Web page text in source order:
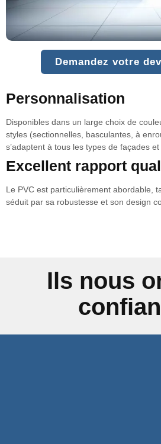
Demandez votre
Personnalisation
Disponibles dans un large choix de
styles (sectionnelles, basculantes, à
s’adaptent à tous les types de façades
Excellent rapport
Le PVC est particulièrement abordable,
séduit par sa robustesse et son design
Ils nous